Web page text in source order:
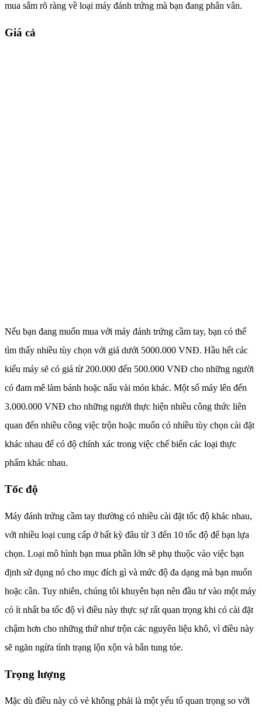
mua sắm rõ ràng về loại máy đánh trứng mà bạn đang phân vân.
Giá cả
Nếu bạn đang muốn mua với máy đánh trứng cầm tay, bạn có thể
tìm thấy nhiều tùy chọn với giá dưới 5000.000 VNĐ. Hầu hết các
kiểu máy sẽ có giá từ 200.000 đến 500.000 VNĐ cho những người
có đam mê làm bánh hoặc nấu vài món khác. Một số máy lên đến
3.000.000 VNĐ cho những người thực hiện nhiều công thức liên
quan đến nhiều công việc trộn hoặc muốn có nhiều tùy chọn cài đặt
khác nhau để có độ chính xác trong việc chế biến các loại thực
phẩm khác nhau.
Tốc độ
Máy đánh trứng cầm tay thường có nhiều cài đặt tốc độ khác nhau,
với nhiều loại cung cấp ở bất kỳ đâu từ 3 đến 10 tốc độ để bạn lựa
chọn. Loại mô hình bạn mua phần lớn sẽ phụ thuộc vào việc bạn
định sử dụng nó cho mục đích gì và mức độ đa dạng mà bạn muốn
hoặc cần. Tuy nhiên, chúng tôi khuyên bạn nên đầu tư vào một máy
có ít nhất ba tốc độ vì điều này thực sự rất quan trọng khi có cài đặt
chậm hơn cho những thứ như trộn các nguyên liệu khô, vì điều này
sẽ ngăn ngừa tình trạng lộn xộn và bắn tung tóe.
Trọng lượng
Mặc dù điều này có vẻ không phải là một yếu tố quan trọng so với